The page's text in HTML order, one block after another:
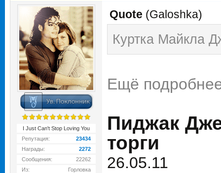
I Just Can't Stop Loving You
Репутация:
23434
Награды:
2272
Сообщения:
22262
Из:
Горловка
Quote (Galoshka)
Куртка Майкла
Ещё
Пиджак
торги
26.05.11